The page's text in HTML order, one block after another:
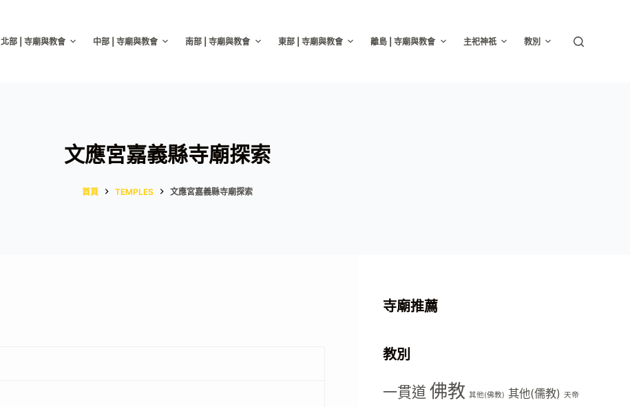
北部 | 寺廟與教會 中部 | 寺廟與教會 南部 | 寺廟與教會 東部 | 寺廟與教會 離島 | 寺廟與教會 主祀神祇 教別
文應宮嘉義縣寺廟探索
首頁 TEMPLES 文應宮嘉義縣寺廟探索
寺廟推薦
教別
一貫道 佛教 其他(佛教) 其他(儒教) 天帝